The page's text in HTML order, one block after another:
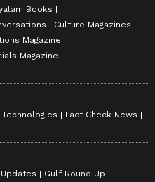
Books
Culture Magazines
Magazine
Magazine
Technologies
Fact Check News
Gulf Round Up